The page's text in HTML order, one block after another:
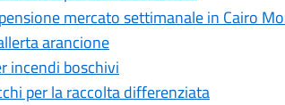
mercato settimanale in Cairo
arancione
incendi boschivi
per la raccolta differenziata